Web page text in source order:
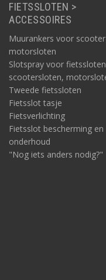
FIETSSLOTEN >
ACCESSOIRES
Muurankers voor
motorsloten
Slotspray voor
scootersloten,
Tweede fietssloten
Fietsslot tasje
Fietsverlichting
Fietsslot bescherming en
onderhoud
"Nog iets anders nodig?"